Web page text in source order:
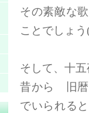
その素敵な
ことでしょう
そして、十
昔から 旧暦
でいられる